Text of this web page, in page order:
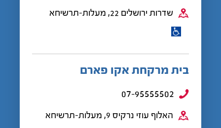
שדרות ירושלים 22, מעלות-תרשיחא
בית מרקחת אקו פארם
07-95555502
האלוף עוזי נרקיס 9, מעלות-תרשיחא